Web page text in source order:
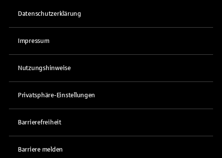
Datenschutzerklärung
Impressum
Nutzungshinweise
Privatsphäre-Einstellungen
Barrierefreiheit
Barriere melden